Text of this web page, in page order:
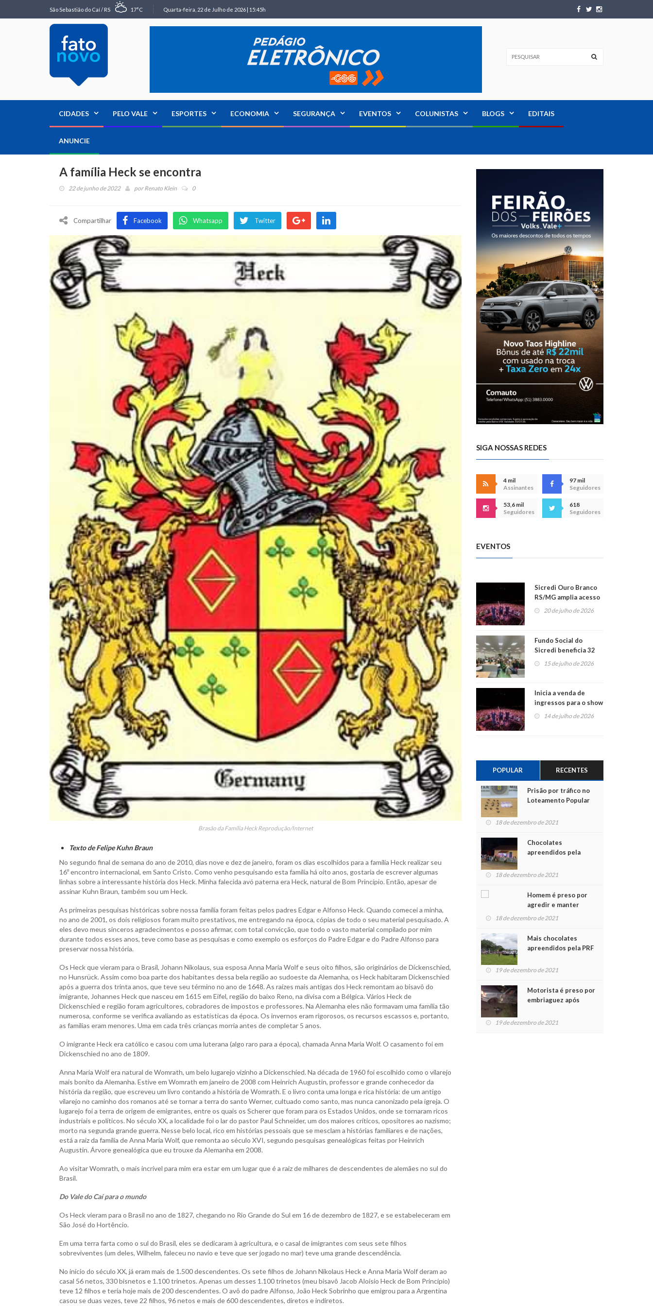
São Sebastião do Caí / RS 17°C Quarta-feira, 22 de Julho de 2026 | 15:45h
CIDADES PELO VALE ESPORTES ECONOMIA SEGURANÇA EVENTOS COLUNISTAS BLOGS EDITAIS
ANUNCIE
A família Heck se encontra
22 de junho de 2022 porRenato Klein 0
Compartilhar Facebook Whatsapp Twitter
Brasão da Família Heck Reprodução/Internet
Texto de Felipe Kuhn Braun
No segundo final de semana do ano de 2010, dias nove e dez de janeiro, foram os dias escolhidos para a família Heck realizar seu
16º encontro internacional, em Santo Cristo. Como venho pesquisando esta família há oito anos, gostaria de escrever algumas
linhas sobre a interessante história dos Heck. Minha falecida avó paterna era Heck, natural de Bom Princípio. Então, apesar de
assinar Kuhn Braun, também sou um Heck.
As primeiras pesquisas históricas sobre nossa família foram feitas pelos padres Edgar e Alfonso Heck. Quando comecei a minha,
no ano de 2001, os dois religiosos foram muito prestativos, me entregando na época, cópias de todo o seu material pesquisado. A
eles devo meus sinceros agradecimentos e posso afirmar, com total convicção, que todo o vasto material compilado por mim
durante todos esses anos, teve como base as pesquisas e como exemplo os esforços do Padre Edgar e do Padre Alfonso para
preservar nossa história.
Os Heck que vieram para o Brasil, Johann Nikolaus, sua esposa Anna Maria Wolf e seus oito filhos, são originários de Dickenschied,
no Hunsrück. Assim como boa parte dos habitantes dessa bela região ao sudoeste da Alemanha, os Heck habitaram Dickenschied
após a guerra dos trinta anos, que teve seu término no ano de 1648. As raízes mais antigas dos Heck remontam ao bisavô do
imigrante, Johannes Heck que nasceu em 1615 em Eifel, região do baixo Reno, na divisa com a Bélgica. Vários Heck de
Dickenschied e região foram agricultores, cobradores de impostos e professores. Na Alemanha eles não formavam uma família tão
numerosa, conforme se verifica avaliando as estatísticas da época. Os invernos eram rigorosos, os recursos escassos e, portanto,
as famílias eram menores. Uma em cada três crianças morria antes de completar 5 anos.
O imigrante Heck era católico e casou com uma luterana (algo raro para a época), chamada Anna Maria Wolf. O casamento foi em
Dickenschied no ano de 1809.
Anna Maria Wolf era natural de Womrath, um belo lugarejo vizinho a Dickenschied. Na década de 1960 foi escolhido como o vilarejo
mais bonito da Alemanha. Estive em Womrath em janeiro de 2008 com Heinrich Augustin, professor e grande conhecedor da
história da região, que escreveu um livro contando a história de Womrath. E o livro conta uma longa e rica história: de um antigo
vilarejo no caminho dos romanos até se tornar a terra do santo Werner, cultuado como santo, mas nunca canonizado pela igreja. O
lugarejo foi a terra de origem de emigrantes, entre os quais os Scherer que foram para os Estados Unidos, onde se tornaram ricos
industriais e políticos. No século XX, a localidade foi o lar do pastor Paul Schneider, um dos maiores críticos, opositores ao nazismo;
morto na segunda grande guerra. Nesse belo local, rico em histórias pessoais que se mesclam a histórias familiares e de nações,
está a raiz da família de Anna Maria Wolf, que remonta ao século XVI, segundo pesquisas genealógicas feitas por Heinrich
Augustin. Árvore genealógica que eu trouxe da Alemanha em 2008.
Ao visitar Womrath, o mais incrível para mim era estar em um lugar que é a raiz de milhares de descendentes de alemães no sul do
Brasil.
Do Vale do Caí para o mundo
Os Heck vieram para o Brasil no ano de 1827, chegando no Rio Grande do Sul em 16 de dezembro de 1827, e se estabeleceram em
São José do Hortêncio.
Em uma terra farta como o sul do Brasil, eles se dedicaram à agricultura, e o casal de imigrantes com seus sete filhos
sobreviventes (um deles, Wilhelm, faleceu no navio e teve que ser jogado no mar) teve uma grande descendência.
No início do século XX, já eram mais de 1.500 descendentes. Os sete filhos de Johann Nikolaus Heck e Anna Maria Wolf deram ao
casal 56 netos, 330 bisnetos e 1.100 trinetos. Apenas um desses 1.100 trinetos (meu bisavô Jacob Aloísio Heck de Bom Princípio)
teve 12 filhos e teria hoje mais de 200 descendentes. O avô do padre Alfonso, João Heck Sobrinho que emigrou para a Argentina
casou se duas vezes, teve 22 filhos, 96 netos e mais de 600 descendentes, diretos e indiretos.
SIGA NOSSAS REDES
4 mil
Assinantes
97 mil
Seguidores
53,6 mil
Seguidores
618
Seguidores
EVENTOS
Sicredi Ouro Branco
RS/MG amplia acesso
ao show dos 45 anos
20 de julho de 2026
Fundo Social do
Sicredi beneficia 32
projetos em
Montenegro
15 de julho de 2026
Inicia a venda de
ingressos para o show
do Jota Quest nos 45
14 de julho de 2026
POPULAR RECENTES
Prisão por tráfico no
Loteamento Popular
18 de dezembro de 2021
Chocolates
apreendidos pela
para crianças na
18 de dezembro de 2021
Homem é preso por
agredir e manter
mulher em cárcere
18 de dezembro de 2021
Mais chocolates
apreendidos pela PRF
crianças no Natal
19 de dezembro de 2021
Motorista é preso por
embriaguez após
feridos
19 de dezembro de 2021